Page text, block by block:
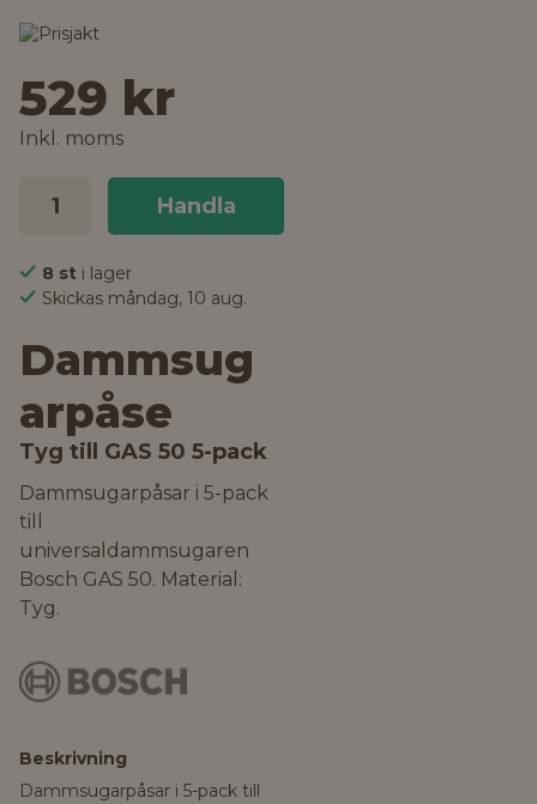
529 kr
Inkl. moms
Handla
8 st i lager
Skickas måndag, 10 aug.
Dammsug
arpåse
Tyg till GAS 50 5-pack
Dammsugarpåsar i 5-pack
till
universaldammsugaren
Bosch GAS 50. Material:
Tyg.
Beskrivning
Dammsugarpåsar i 5-pack till